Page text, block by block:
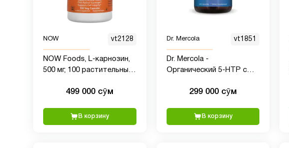
NOW vt2128
NOW Foods, L-карнозин,
500 мг, 100 растительных
499 000 сӯм
В корзину
Dr. Mercola vt1851
Dr. Mercola -
Органический 5-HTP с
мелиссой, 30 капсул
299 000 сӯм
В корзину